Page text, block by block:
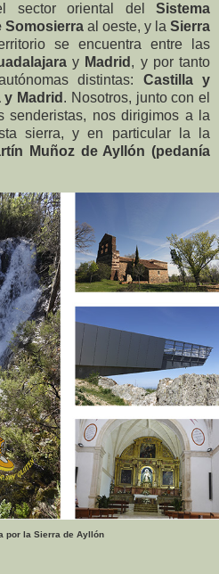
sector oriental del Sistema
Somosierra al oeste, y la Sierra
se encuentra entre las
y Madrid , y por tanto
distintas: Castilla y
y Madrid . Nosotros, junto con el
senderistas, nos dirigimos a la
sierra, y en particular la la
Muñoz de Ayllón (pedanía
por la Sierra de Ayllón